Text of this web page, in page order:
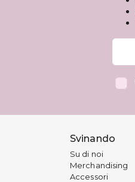
Svinando
Su di noi
Merchandising
Accessori